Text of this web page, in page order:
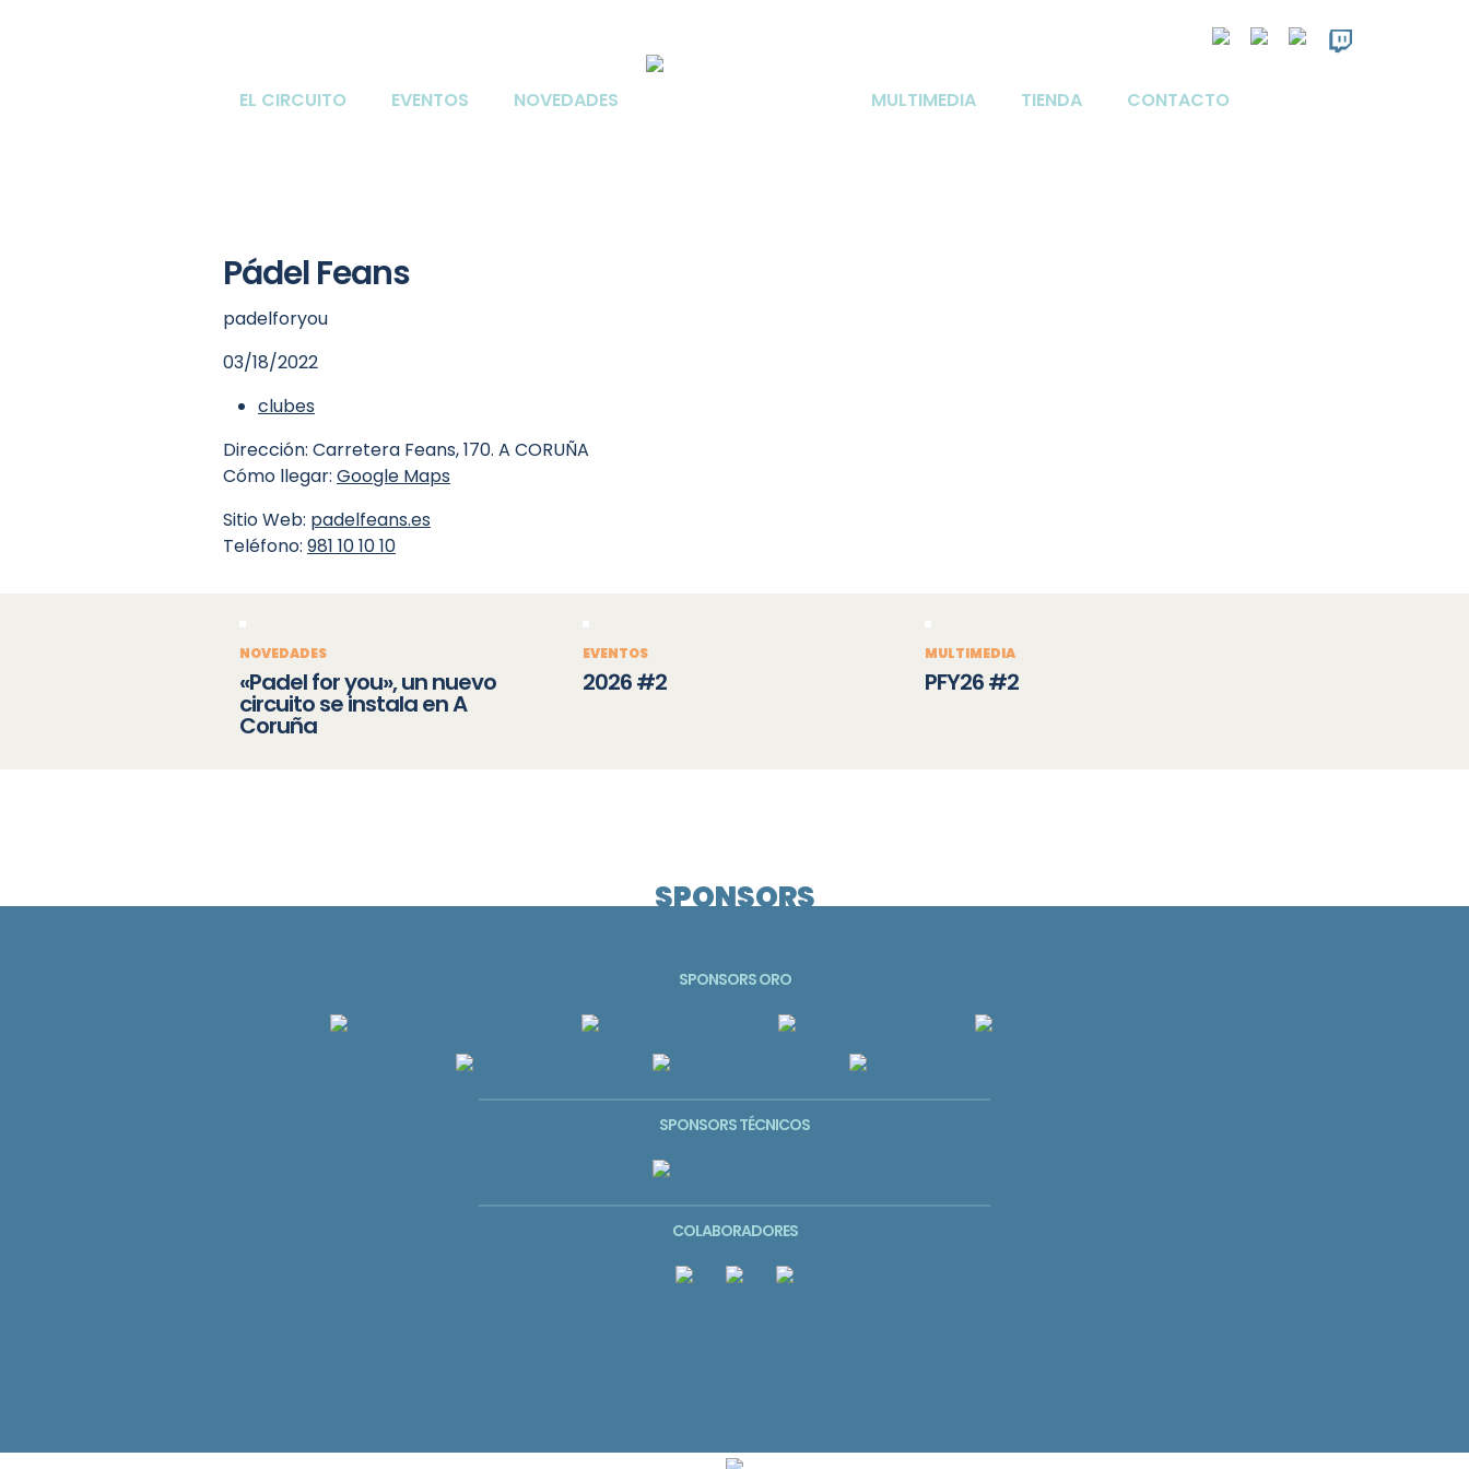
EL CIRCUITO EVENTOS NOVEDADES MULTIMEDIA TIENDA CONTACTO
Pádel Feans
padelforyou
03/18/2022
clubes
Dirección: Carretera Feans, 170. A CORUÑA
Cómo llegar: Google Maps
Sitio Web: padelfeans.es
Teléfono: 981 10 10 10
NOVEDADES
«Padel for you», un nuevo
circuito se instala en A
Coruña
EVENTOS
2026 #2
MULTIMEDIA
PFY26 #2
SPONSORS
SPONSORS ORO
SPONSORS TÉCNICOS
COLABORADORES